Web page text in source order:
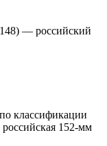
— российский
классификации
152-мм